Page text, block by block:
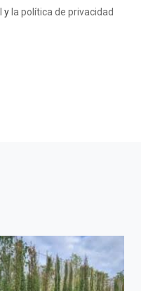
y la política de privacidad